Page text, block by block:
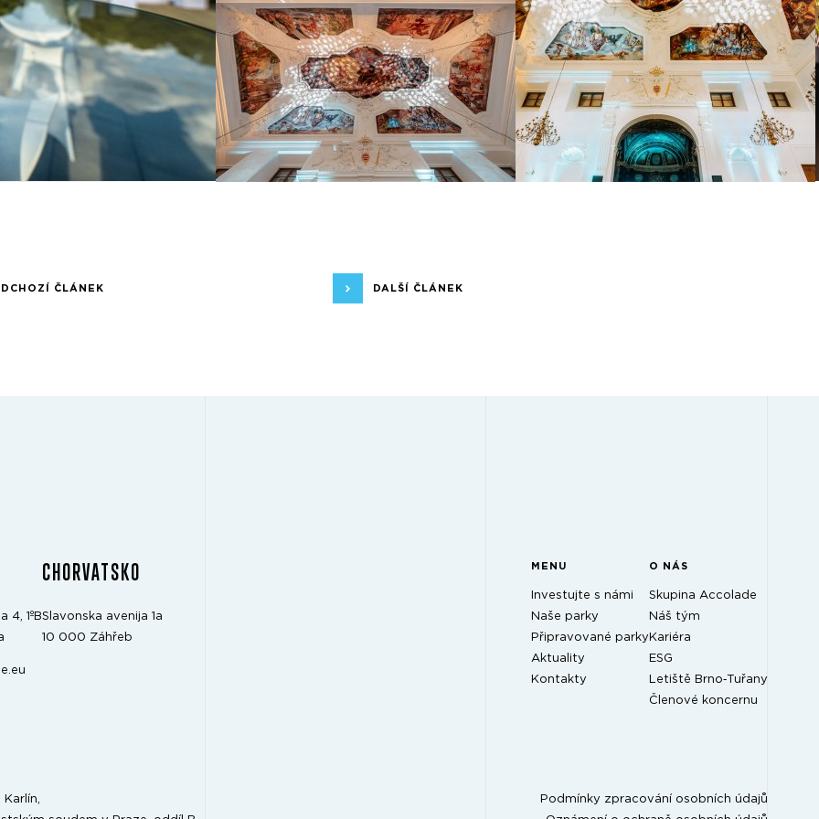
ČLÁNEK DALŠÍ ČLÁNEK
4, 1ºB
CHORVATSKO
Slavonska avenija 1a
10 000 Záhřeb
MENU
Investujte s námi
Naše parky
Připravované parky
Aktuality
Kontakty
O NÁS
Skupina Accolade
Náš tým
Kariéra
ESG
Letiště Brno‑Tuřany
Členové koncernu
Podmínky zpracování osobních údajů